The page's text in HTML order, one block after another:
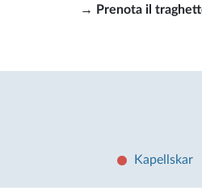
→ Prenota il
Kapellskar